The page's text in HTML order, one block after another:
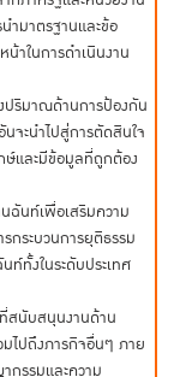
ำมาตรฐานและข้อ
าในการดำเนินงาน
ปริมาณด้านการป้องกัน
จะนำไปสู่การตัดสินใจ
ษ์และมีข้อมูลที่ถูกต้อง
ฉันท์เพื่อเสริมความ
กระบวนการยุติธรรม
ท์ทั้งในระดับประเทศ
สนับสนุนงานด้าน
มไปถึงภารกิจอื่นๆ ภาย
กรรมและความ